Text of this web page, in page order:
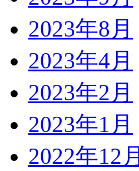
2023年8月
2023年4月
2023年2月
2023年1月
2022年12月